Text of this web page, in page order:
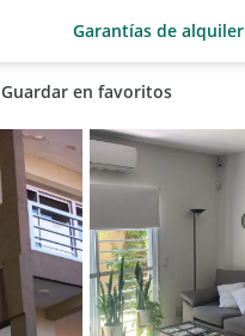
Garantías de alquiler
Guardar en favoritos